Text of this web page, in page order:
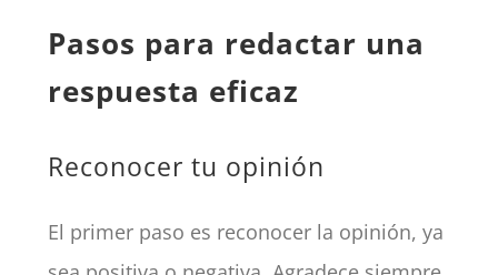
Pasos para redactar una
respuesta eficaz
Reconocer tu opinión
El primer paso es reconocer la opinión, ya